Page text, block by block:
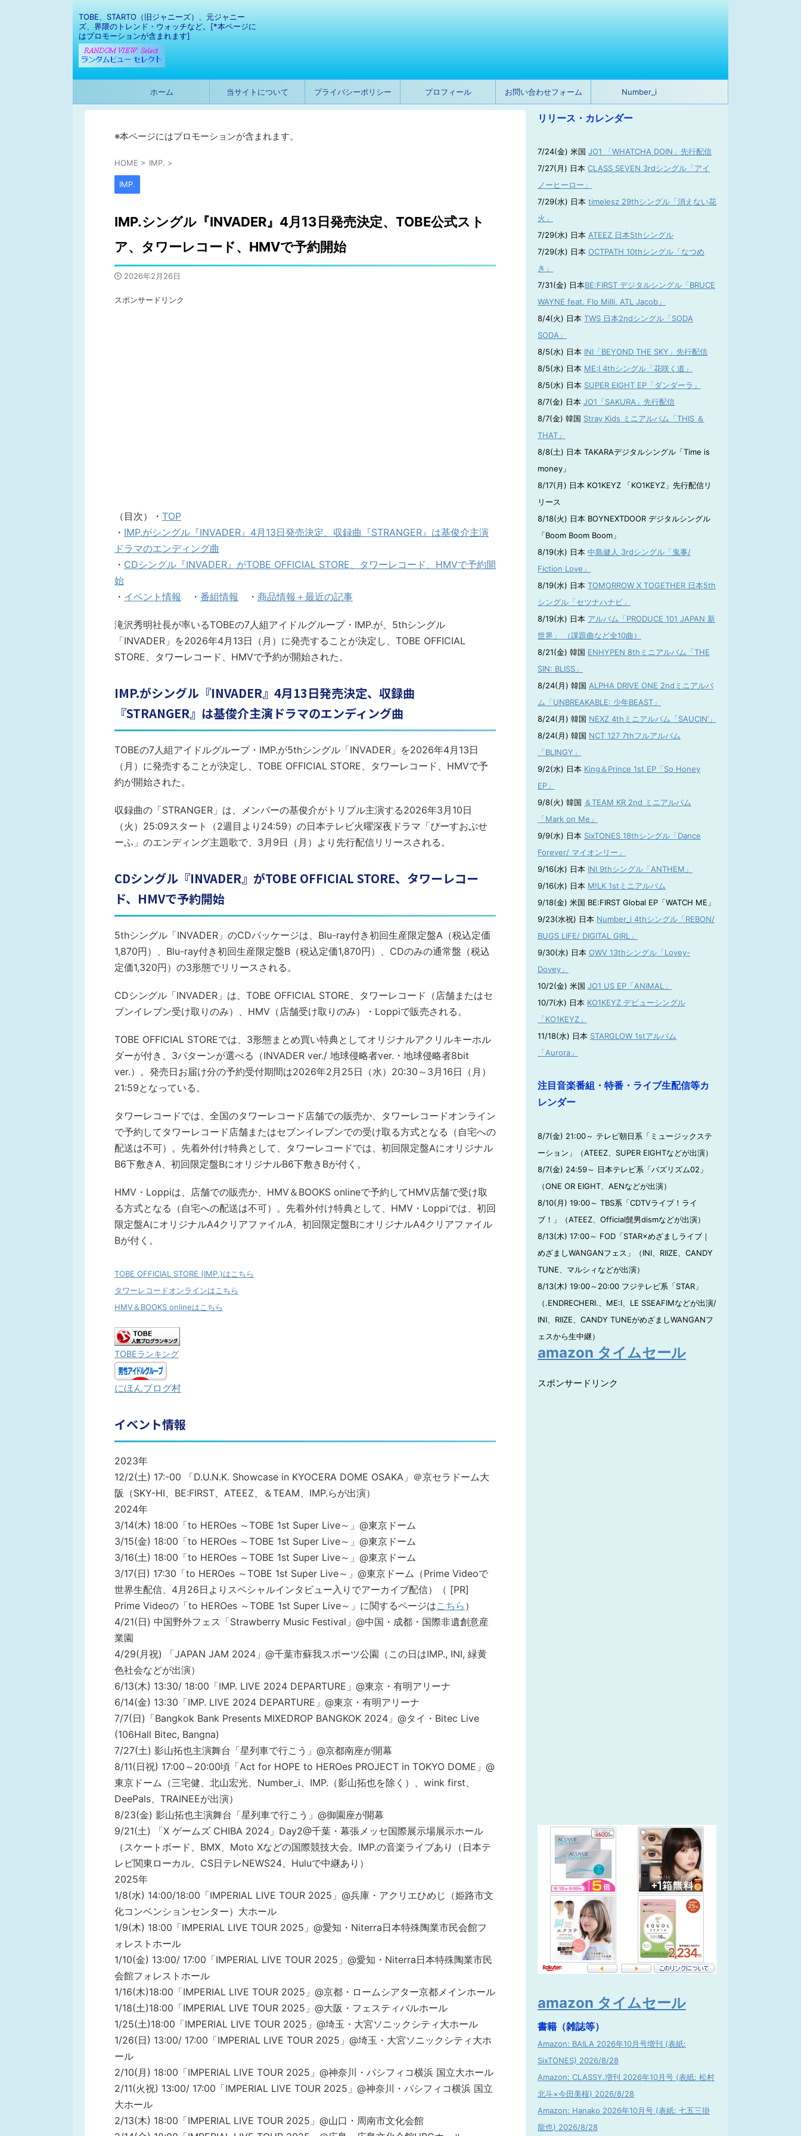
TOBE、STARTO（旧ジャニーズ）、元ジャニー
ズ、界隈のトレンド・ウォッチなど。[*本ページに
はプロモーションが含まれます]
ホーム 当サイトについて プライバシーポリシー プロフィール お問い合わせフォーム Number_i
※本ページにはプロモーションが含まれます。
HOME > IMP. >
IMP.
IMP.シングル『INVADER』4月13日発売決定、TOBE公式スト
ア、タワーレコード、HMVで予約開始
2026年2月26日
スポンサードリンク
（目次）・ TOP
・ IMP.がシングル『INVADER』4月13日発売決定、収録曲『STRANGER』は基俊介主演
ドラマのエンディング曲
・ CDシングル『INVADER』がTOBE OFFICIAL STORE、タワーレコード、HMVで予約開
始
・ イベント情報 ・ 番組情報 ・ 商品情報＋最近の記事
滝沢秀明社長が率いるTOBEの7人組アイドルグループ・IMP.が、5thシングル
「INVADER」を2026年4月13日（月）に発売することが決定し、TOBE OFFICIAL
STORE、タワーレコード、HMVで予約が開始された。
IMP.がシングル『INVADER』4月13日発売決定、収録曲
『STRANGER』は基俊介主演ドラマのエンディング曲
TOBEの7人組アイドルグループ・IMP.が5thシングル「INVADER」を2026年4月13日
（月）に発売することが決定し、TOBE OFFICIAL STORE、タワーレコード、HMVで予
約が開始された。
収録曲の「STRANGER」は、メンバーの基俊介がトリプル主演する2026年3月10日
（火）25:09スタート（2週目より24:59）の日本テレビ火曜深夜ドラマ「ぴーすおぶせ
ーふ」のエンディング主題歌で、3月9日（月）より先行配信リリースされる。
CDシングル『INVADER』がTOBE OFFICIAL STORE、タワーレコー
ド、HMVで予約開始
5thシングル「INVADER」のCDパッケージは、Blu-ray付き初回生産限定盤A（税込定価
1,870円）、Blu-ray付き初回生産限定盤B（税込定価1,870円）、CDのみの通常盤（税込
定価1,320円）の3形態でリリースされる。
CDシングル「INVADER」は、TOBE OFFICIAL STORE、タワーレコード（店舗またはセ
ブンイレブン受け取りのみ）、HMV（店舗受け取りのみ）・Loppiで販売される。
TOBE OFFICIAL STOREでは、3形態まとめ買い特典としてオリジナルアクリルキーホル
ダーが付き、3パターンが選べる（INVADER ver./ 地球侵略者ver.・地球侵略者8bit
ver.）。発売日お届け分の予約受付期間は2026年2月25日（水）20:30～3月16日（月）
21:59となっている。
タワーレコードでは、全国のタワーレコード店舗での販売か、タワーレコードオンライン
で予約してタワーレコード店舗またはセブンイレブンでの受け取る方式となる（自宅への
配送は不可）。先着外付け特典として、タワーレコードでは、初回限定盤Aにオリジナル
B6下敷きA、初回限定盤BにオリジナルB6下敷きBが付く。
HMV・Loppiは、店舗での販売か、HMV＆BOOKS onlineで予約してHMV店舗で受け取
る方式となる（自宅への配送は不可）。先着外付け特典として、HMV・Loppiでは、初回
限定盤AにオリジナルA4クリアファイルA、初回限定盤BにオリジナルA4クリアファイル
Bが付く。
TOBE OFFICIAL STORE (IMP.)はこちら
タワーレコードオンラインはこちら
HMV＆BOOKS onlineはこちら
TOBEランキング
にほんブログ村
イベント情報
2023年
12/2(土) 17:-00 「D.U.N.K. Showcase in KYOCERA DOME OSAKA」＠京セラドーム大
阪（SKY-HI、BE:FIRST、ATEEZ、＆TEAM、IMP.らが出演）
2024年
3/14(木) 18:00「to HEROes ～TOBE 1st Super Live～」@東京ドーム
3/15(金) 18:00「to HEROes ～TOBE 1st Super Live～」@東京ドーム
3/16(土) 18:00「to HEROes ～TOBE 1st Super Live～」@東京ドーム
3/17(日) 17:30「to HEROes ～TOBE 1st Super Live～」@東京ドーム（Prime Videoで
世界生配信、4月26日よりスペシャルインタビュー入りでアーカイブ配信）（ [PR]
Prime Videoの「to HEROes ～TOBE 1st Super Live～」に関するページはこちら ）
4/21(日) 中国野外フェス「Strawberry Music Festival」@中国・成都・国際非遺創意産
業園
4/29(月祝) 「JAPAN JAM 2024」@千葉市蘇我スポーツ公園（この日はIMP., INI, 緑黄
色社会などが出演）
6/13(木) 13:30/ 18:00「IMP. LIVE 2024 DEPARTURE」@東京・有明アリーナ
6/14(金) 13:30「IMP. LIVE 2024 DEPARTURE」@東京・有明アリーナ
7/7(日)「Bangkok Bank Presents MIXEDROP BANGKOK 2024」@タイ・Bitec Live
(106Hall Bitec, Bangna)
7/27(土) 影山拓也主演舞台「星列車で行こう」@京都南座が開幕
8/11(日祝) 17:00～20:00頃「Act for HOPE to HEROes PROJECT in TOKYO DOME」@
東京ドーム（三宅健、北山宏光、Number_i、IMP.（影山拓也を除く）、wink first、
DeePals、TRAINEEが出演）
8/23(金) 影山拓也主演舞台「星列車で行こう」@御園座が開幕
9/21(土) 「X ゲームズ CHIBA 2024」Day2@千葉・幕張メッセ国際展示場展示ホール
（スケートボード、BMX、Moto Xなどの国際競技大会。IMP.の音楽ライブあり（日本テ
レビ関東ローカル、CS日テレNEWS24、Huluで中継あり）
2025年
1/8(水) 14:00/18:00「IMPERIAL LIVE TOUR 2025」@兵庫・アクリエひめじ（姫路市文
化コンベンションセンター）大ホール
1/9(木) 18:00「IMPERIAL LIVE TOUR 2025」@愛知・Niterra日本特殊陶業市民会館フ
ォレストホール
1/10(金) 13:00/ 17:00「IMPERIAL LIVE TOUR 2025」@愛知・Niterra日本特殊陶業市民
会館フォレストホール
1/16(木)18:00「IMPERIAL LIVE TOUR 2025」@京都・ロームシアター京都メインホール
1/18(土)18:00「IMPERIAL LIVE TOUR 2025」@大阪・フェスティバルホール
1/25(土)18:00「IMPERIAL LIVE TOUR 2025」@埼玉・大宮ソニックシティ大ホール
1/26(日) 13:00/ 17:00「IMPERIAL LIVE TOUR 2025」@埼玉・大宮ソニックシティ大ホ
ール
2/10(月) 18:00「IMPERIAL LIVE TOUR 2025」@神奈川・パシフィコ横浜 国立大ホール
2/11(火祝) 13:00/ 17:00「IMPERIAL LIVE TOUR 2025」@神奈川・パシフィコ横浜 国立
大ホール
2/13(木) 18:00「IMPERIAL LIVE TOUR 2025」@山口・周南市文化会館
リリース・カレンダー
7/24(金) 米国 JO1 「WHATCHA DOIN」先行配信
7/27(月) 日本 CLASS SEVEN 3rdシングル「アイ
ノーヒーロー」
7/29(水) 日本 timelesz 29thシングル「消えない花
火」
7/29(水) 日本 ATEEZ 日本5thシングル
7/29(水) 日本 OCTPATH 10thシングル「なつめ
き」
7/31(金) 日本BE:FIRST デジタルシングル「BRUCE
WAYNE feat. Flo Milli, ATL Jacob」
8/4(火) 日本 TWS 日本2ndシングル「SODA
SODA」
8/5(水) 日本 INI「BEYOND THE SKY」先行配信
8/5(水) 日本 ME:I 4thシングル「花咲く道」
8/5(水) 日本 SUPER EIGHT EP「ダンダーラ」
8/7(金) 日本 JO1「SAKURA」先行配信
8/7(金) 韓国 Stray Kids ミニアルバム「THIS ＆
THAT」
8/8(土) 日本 TAKARAデジタルシングル「Time is
money」
8/17(月) 日本 KO1KEYZ 「KO1KEYZ」先行配信リ
リース
8/18(火) 日本 BOYNEXTDOOR デジタルシングル
「Boom Boom Boom」
8/19(水) 日本 中島健人 3rdシングル「鬼事/
Fiction Love」
8/19(水) 日本 TOMORROW X TOGETHER 日本5th
シングル「セツナハナビ」
8/19(水) 日本 アルバム「PRODUCE 101 JAPAN 新
世界」 （課題曲など全10曲）
8/21(金) 韓国 ENHYPEN 8thミニアルバム「THE
SIN: BLISS」
8/24(月) 韓国 ALPHA DRIVE ONE 2ndミニアルバ
ム「UNBREAKABLE: 少年BEAST」
8/24(月) 韓国 NEXZ 4thミニアルバム「SAUCIN’」
8/24(月) 韓国 NCT 127 7thフルアルバム
「BLINGY」
9/2(水) 日本 King＆Prince 1st EP「So Honey
EP」
9/8(火) 韓国 ＆TEAM KR 2nd ミニアルバム
「Mark on Me」
9/9(水) 日本 SixTONES 18thシングル「Dance
Forever/ マイオンリー」
9/16(水) 日本 INI 9thシングル「ANTHEM」
9/16(水) 日本 M!LK 1stミニアルバム
9/18(金) 米国 BE:FIRST Global EP「WATCH ME」
9/23(水祝) 日本 Number_i 4thシングル「REBON/
BUGS LIFE/ DIGITAL GIRL」
9/30(水) 日本 OWV 13thシングル「Lovey-
Dovey」
10/2(金) 米国 JO1 US EP「ANIMAL」
10/7(水) 日本 KO1KEYZ デビューシングル
「KO1KEYZ」
11/18(水) 日本 STARGLOW 1stアルバム
「Aurora」
注目音楽番組・特番・ライブ生配信等カ
レンダー
8/7(金) 21:00～ テレビ朝日系「ミュージックステ
ーション」（ATEEZ、SUPER EIGHTなどが出演）
8/7(金) 24:59～ 日本テレビ系「バズリズム02」
（ONE OR EIGHT、AENなどが出演）
8/10(月) 19:00～ TBS系「CDTVライブ！ライ
ブ！」（ATEEZ、Official髭男dismなどが出演）
8/13(木) 17:00～ FOD「STAR×めざましライブ｜
めざましWANGANフェス」（INI、RIIZE、CANDY
TUNE、マルシィなどが出演）
8/13(木) 19:00～20:00 フジテレビ系「STAR」
（.ENDRECHERI.、ME:I、LE SSEAFIMなどが出演/
INI、RIIZE、CANDY TUNEがめざましWANGANフ
ェスから生中継）
amazon タイムセール
スポンサードリンク
amazon タイムセール
書籍（雑誌等）
Amazon: BAILA 2026年10月号増刊 (表紙:
SixTONES) 2026/8/28
Amazon: CLASSY.増刊 2026年10月号 (表紙: 松村
北斗×今田美桜) 2026/8/28
Amazon: Hanako 2026年10月号 (表紙: 七五三掛
龍也) 2026/8/28